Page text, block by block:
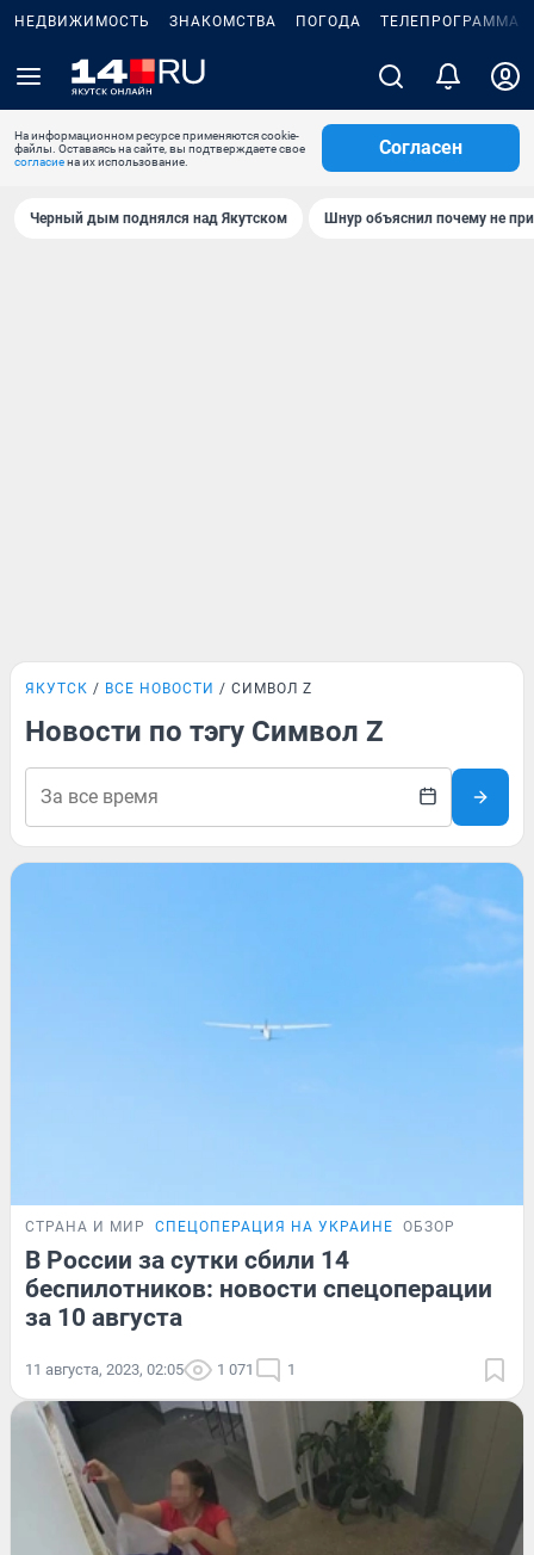
НЕДВИЖИМОСТЬ ЗНАКОМСТВА ПОГОДА ТЕЛЕПРОГРАММА
На информационном ресурсе применяются cookie-
файлы. Оставаясь на сайте, вы подтверждаете свое
согласиена их использование.
Согласен
Черный дым поднялся над Якутском Шнур объяснил почему не
ЯКУТСК ВСЕ НОВОСТИ СИМВОЛ Z
Новости по тэгу Символ Z
СТРАНА И МИР СПЕЦОПЕРАЦИЯ НА УКРАИНЕ ОБЗОР
В России за сутки сбили 14
беспилотников: новости спецоперации
за 10 августа
11 августа, 2023, 02:05 1 071 1